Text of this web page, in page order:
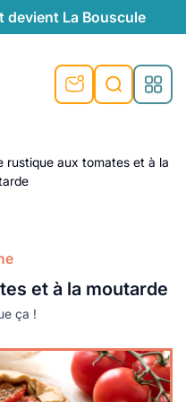
devient La Bouscule
rustique aux tomates et à la
et à la moutarde
ça !